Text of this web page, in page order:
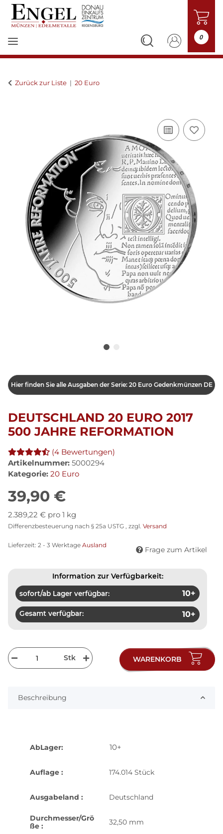
0
Zurück zur Liste 20 Euro
Hier finden Sie alle Ausgaben der Serie: 20 Euro Gedenkmünzen DE
DEUTSCHLAND 20 EURO 2017
500 JAHRE REFORMATION
(4 Bewertungen)
Artikelnummer: 5000294
Kategorie: 20 Euro
39,90 €
2.389,22 € pro 1 kg
Differenzbesteuerung nach § 25a USTG , zzgl. Versand
Lieferzeit: 2 - 3 Werktage Ausland
Frage zum Artikel
Information zur Verfügbarkeit:
sofort/ab Lager verfügbar: 10+
Gesamt verfügbar: 10+
Stk WARENKORB
Beschreibung
AbLager: 10+
Auflage : 174.014 Stück
Ausgabeland : Deutschland
Durchmesser/Grö
ße :
32,50 mm